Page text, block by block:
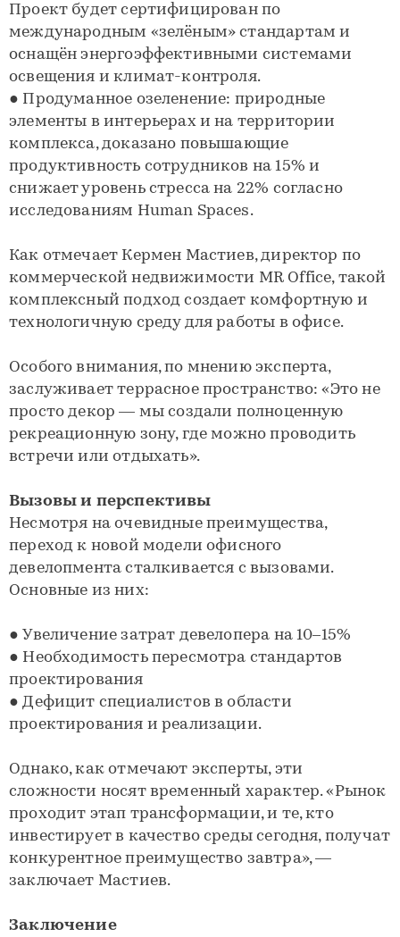
Проект будет сертифицирован по
международным «зелёным» стандартам и
оснащён энергоэффективными системами
освещения и климат-контроля.
● Продуманное озеленение: природные
элементы в интерьерах и на территории
комплекса, доказано повышающие
продуктивность сотрудников на 15% и
снижает уровень стресса на 22% согласно
исследованиям Human Spaces.
Как отмечает Кермен Мастиев, директор по
коммерческой недвижимости MR Office, такой
комплексный подход создает комфортную и
технологичную среду для работы в офисе.
Особого внимания, по мнению эксперта,
заслуживает террасное пространство: «Это не
просто декор — мы создали полноценную
рекреационную зону, где можно проводить
встречи или отдыхать».
Вызовы и перспективы
Несмотря на очевидные преимущества,
переход к новой модели офисного
девелопмента сталкивается с вызовами.
Основные из них:
● Увеличение затрат девелопера на 10–15%
● Необходимость пересмотра стандартов
проектирования
● Дефицит специалистов в области
проектирования и реализации.
Однако, как отмечают эксперты, эти
сложности носят временный характер. «Рынок
проходит этап трансформации, и те, кто
инвестирует в качество среды сегодня, получат
конкурентное преимущество завтра», —
заключает Мастиев.
Заключение